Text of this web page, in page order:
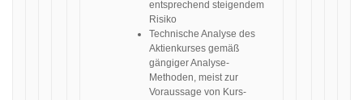
entsprechend steigendem
Risiko
Technische Analyse des
Aktienkurses gemäß
gängiger Analyse-
Methoden, meist zur
Voraussage von Kurs-